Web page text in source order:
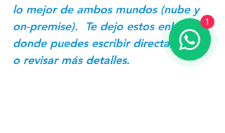
lo mejor de ambos mundos (nube y
on-premise).  Te dejo estos enlaces
donde puedes escribir directamente
o revisar más detalles.
1